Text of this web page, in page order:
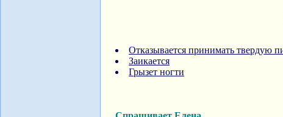
Отказывается принимать твердую
Заикается
Грызет ногти